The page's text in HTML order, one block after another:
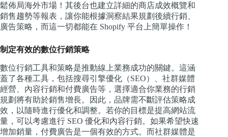
鬆佈局海外市場！其後台也建立詳細的商店成效概覽和
銷售趨勢等報表，讓你能根據洞察結果規劃後續行銷、
廣告策略，而這一切都能在 Shopify 平台上簡單操作！
制定有效的數位行銷策略
數位行銷工具和策略是推動線上業務成功的關鍵。這涵
蓋了各種工具，包括搜尋引擎優化（SEO）、社群媒體
經營、內容行銷和付費廣告等，選擇適合你業務的行銷
規劃將有助於銷售增長。因此，品牌需不斷評估策略成
效，以隨時進行優化和調整。若你的目標是提高網站流
量，可以考慮進行 SEO 優化和內容行銷。如果希望快速
增加銷量，付費廣告是一個有效的方式。而社群媒體是